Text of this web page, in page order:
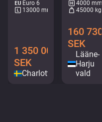
Euro 6
13000 mm
1 350 000
SEK
Charlottenberg
4000 mm
45000 kg
160 730
SEK
Lääne-
Harju
vald